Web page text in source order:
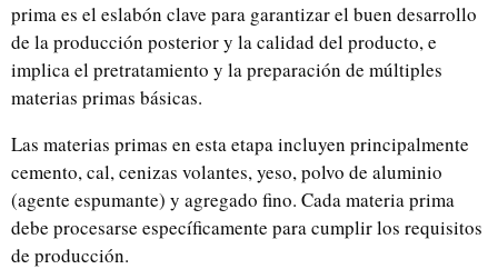
prima es el eslabón clave para garantizar el buen desarrollo
de la producción posterior y la calidad del producto, e
implica el pretratamiento y la preparación de múltiples
materias primas básicas.
Las materias primas en esta etapa incluyen principalmente
cemento, cal, cenizas volantes, yeso, polvo de aluminio
(agente espumante) y agregado fino. Cada materia prima
debe procesarse específicamente para cumplir los requisitos
de producción.